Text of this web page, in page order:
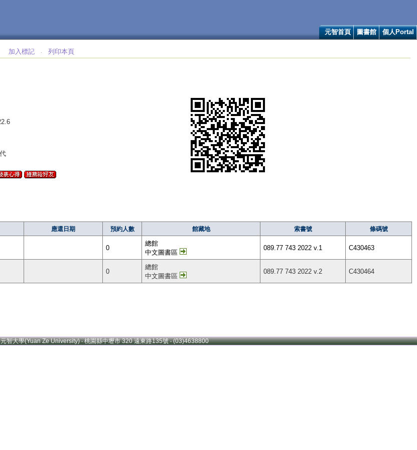
元智首頁 圖書館 個人Portal
加入標記 ‧
列印本頁
應還日期 預約人數 館藏地 索書號 條碼號
0
總館
中文圖書區
089.77 743 2022 v.1 C430463
0
總館
中文圖書區
089.77 743 2022 v.2 C430464
智大學(Yuan Ze University) ‧ 桃園縣中壢市 320 遠東路135號 ‧ (03)4638800